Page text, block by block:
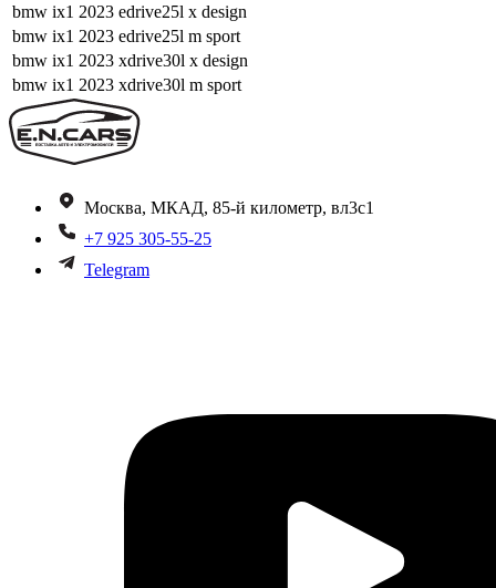
bmw ix1 2023 edrive25l x design
bmw ix1 2023 edrive25l m sport
bmw ix1 2023 xdrive30l x design
bmw ix1 2023 xdrive30l m sport
Москва, МКАД, 85-й километр, вл3с1
+7 925 305-55-25
Telegram